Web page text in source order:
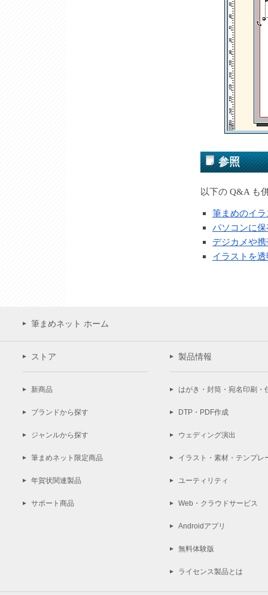
参照
以下の Q&A も
筆まめのイ
パソコンに
デジカメや
イラストを
筆まめネット ホーム
ストア
新商品
ブランドから探す
ジャンルから探す
筆まめネット限定商品
年賀状関連製品
サポート商品
製品情報
はがき・封筒・宛名印刷・
DTP・PDF作成
ウェディング演出
イラスト・素材・テンプレ
ユーティリティ
Web・クラウドサービス
Androidアプリ
無料体験版
ライセンス製品とは